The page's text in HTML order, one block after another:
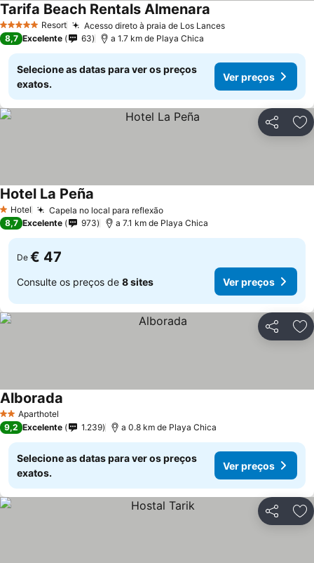
5 Estrelas Resort Acesso direto à praia de Los Lances
Tarifa Beach Rentals Almenara
8,7 Excelente 63 a 1.7 km de Playa Chica
Selecione as datas para ver os preços
exatos.
Ver preços
Partilhar
1 Estrelas
Hotel Capela no local para reflexão
Hotel La Peña
8,7 Excelente 973 a 7.1 km de Playa Chica
De € 47
Consulte os preços de 8 sites Ver preços
Partilhar
2 EstrelasAparthotel
Alborada
9,2 Excelente 1.239 a 0.8 km de Playa Chica
Selecione as datas para ver os preços
exatos.
Ver preços
Partilhar